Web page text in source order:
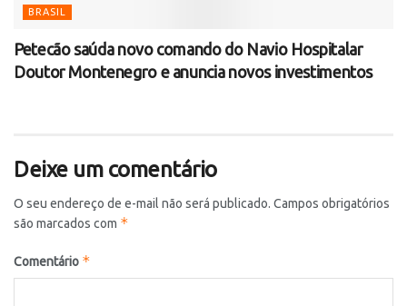
BRASIL
Petecão saúda novo comando do Navio Hospitalar
Doutor Montenegro e anuncia novos investimentos
Deixe um comentário
O seu endereço de e-mail não será publicado. Campos obrigatórios
são marcados com *
Comentário *